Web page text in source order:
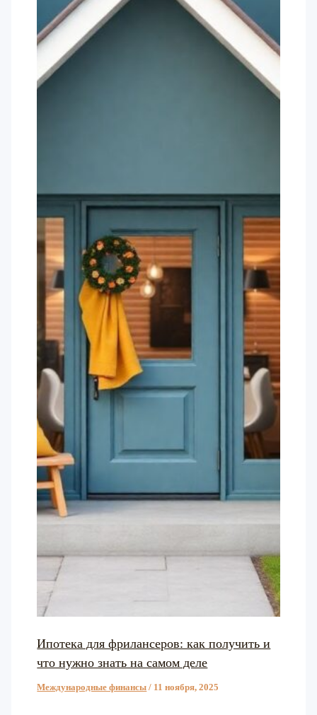
Ипотека для фрилансеров: как получить и
что нужно знать на самом деле
Международные финансы / 11 ноября, 2025